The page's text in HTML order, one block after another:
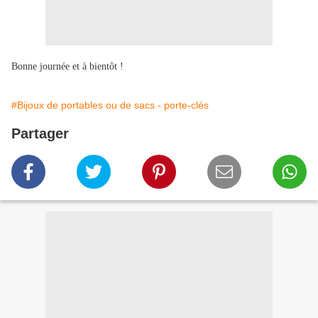
Bonne journée et à bientôt !
#Bijoux de portables ou de sacs - porte-clés
Partager